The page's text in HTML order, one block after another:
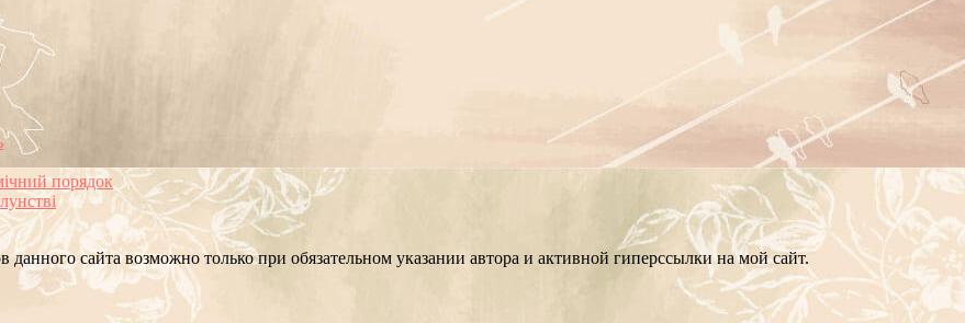
порядок
сайта возможно только при обязательном указании автора и активной гиперссылки на мой сайт.